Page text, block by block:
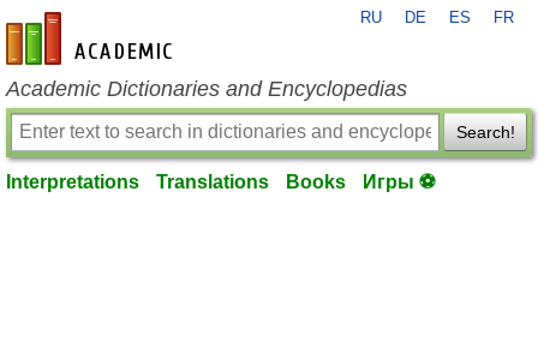
en-academic.com
RU DE ES FR
Academic Dictionaries and Encyclopedias
Search!
Interpretations Translations Books Игры ⚽